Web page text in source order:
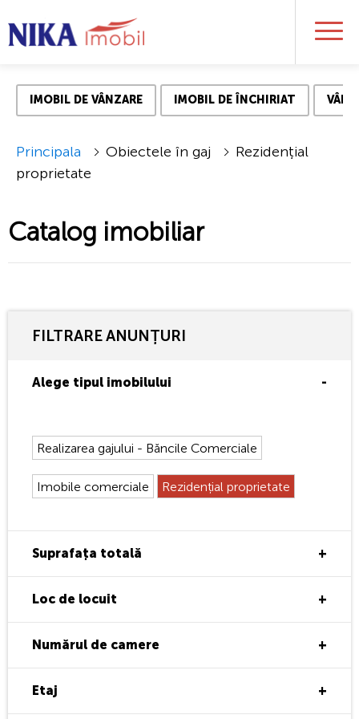
Principala Obiectele în gaj
Rezidențial
proprietate
IMOBIL DE VÂNZARE IMOBIL DE ÎNCHIRIAT
Catalog imobiliar
FILTRARE ANUNȚURI
Alege tipul imobilului
Realizarea gajului - Băncile Comerciale
Imobile comerciale Rezidențial proprietate
Suprafața totală
Loc de locuit
Numărul de camere
Apartament cu 1 camere
Apartament cu 2 camere
Etaj